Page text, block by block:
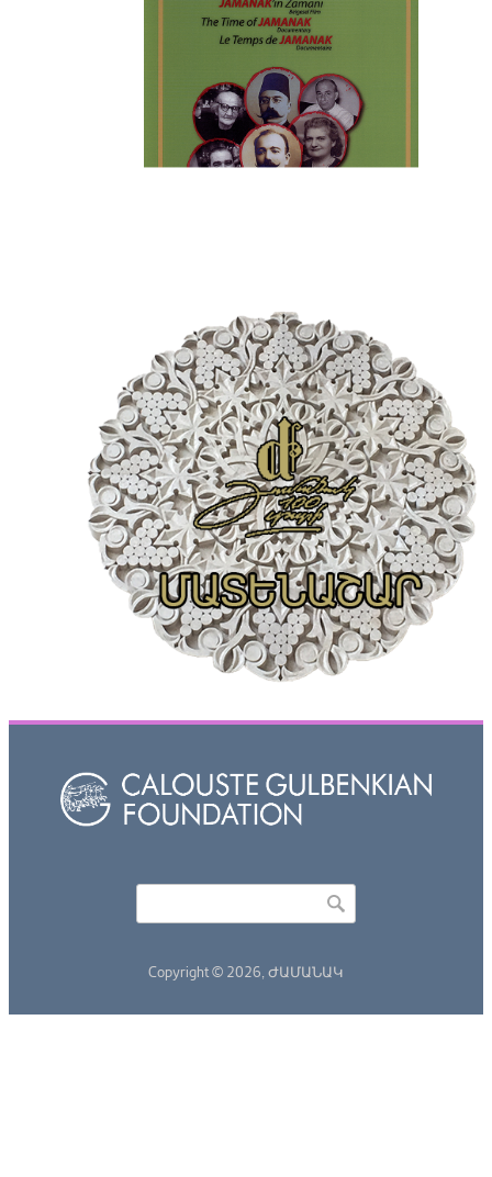
Copyright © 2026, ԺԱՄԱՆԱԿ